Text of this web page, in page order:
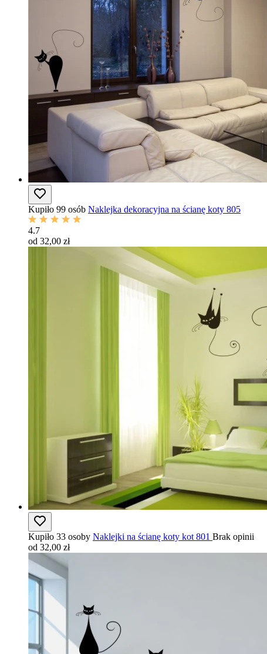
Kupiło 99 osób Naklejka dekoracyjna na ścianę koty 805
4.7
od 32,00 zł
Kupiło 33 osoby Naklejki na ścianę koty kot 801 Brak opinii
od 32,00 zł